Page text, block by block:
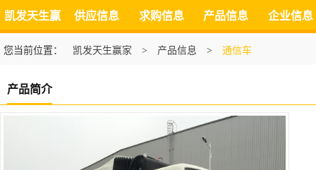
凯发天生赢
家
供应信息 求购信息 产品信息 企业信息
您当前位置： 凯发天生赢家 > 产品信息 > 通信车
产品简介